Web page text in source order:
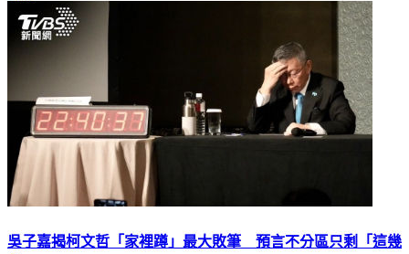
吳子嘉揭柯文哲「家裡蹲」最大敗筆 預言不分區只剩「這幾